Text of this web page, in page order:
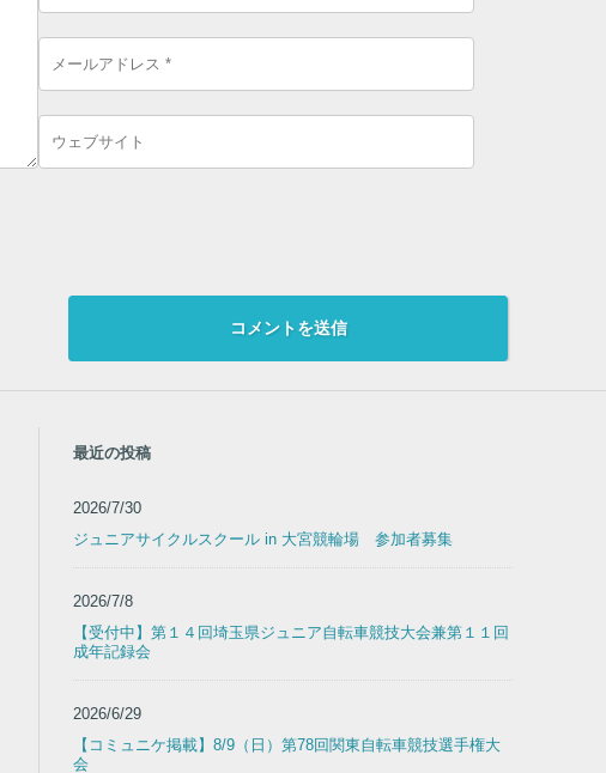
最近の投稿
2026/7/30
ジュニアサイクルスクール in 大宮競輪場 参加者募集
2026/7/8
【受付中】第１４回埼玉県ジュニア自転車競技大会兼第１１回
成年記録会
2026/6/29
【コミュニケ掲載】8/9（日）第78回関東自転車競技選手権大
会